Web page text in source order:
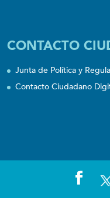
CONTACTO
Junta de Política y
Contacto Ciudadano